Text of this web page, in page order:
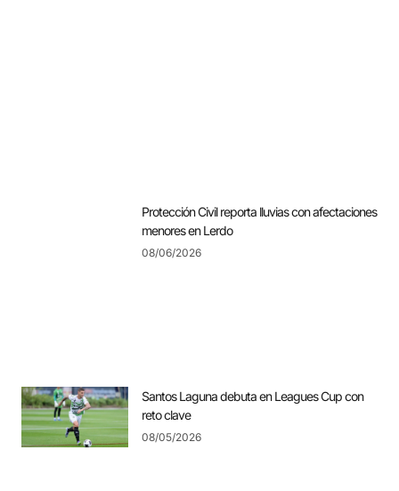
Protección Civil reporta lluvias con afectaciones
menores en Lerdo
08/06/2026
Santos Laguna debuta en Leagues Cup con
reto clave
08/05/2026